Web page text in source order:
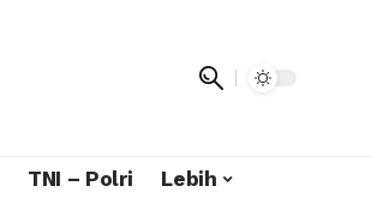
TNI – Polri Lebih